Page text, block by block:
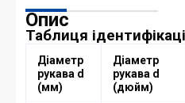
Опис
Таблиця
Діаметр
рукава d
(мм)
Діаметр
рукава d
(дюйм)